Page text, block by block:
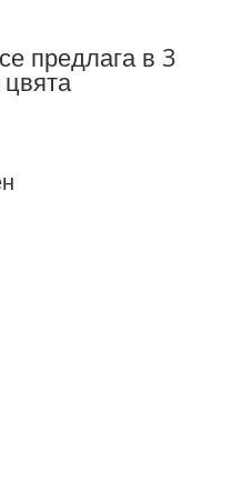
предлага в 3